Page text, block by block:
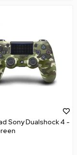
Sony Dualshock 4 -